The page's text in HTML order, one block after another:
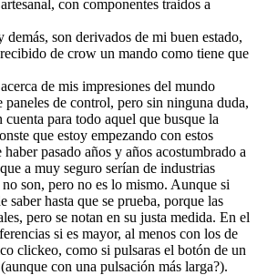
con componentes traidos a
demás, son derivados de mi buen estado,
de crow un mando como tiene que
de mis impresiones del mundo
paneles de control, pero sin ninguna duda,
cuenta para todo aquel que busque la
que estoy empezando con estos
pasado años y años acostumbrado a
a muy seguro serían de industrias
son, pero no es lo mismo. Aunque si
saber hasta que se prueba, porque las
pero se notan en su justa medida. En el
si es mayor, al menos con los de
clickeo, como si pulsaras el botón de un
con una pulsación más larga?).